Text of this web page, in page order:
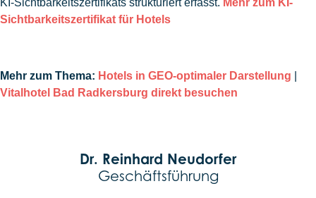
Sichtbarkeitszertifikat für Hotels
Mehr zum Thema: Hotels in GEO-optimaler Darstellung
Vitalhotel Bad Radkersburg direkt besuchen
Dr. Reinhard Neudorfer
Geschäftsführung